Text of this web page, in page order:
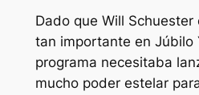
Dado que Will Schuester
tan importante en Júbilo
programa necesitaba
mucho poder estelar